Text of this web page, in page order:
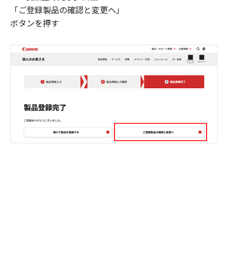
「ご登録製品の確認と変更へ」
ボタンを押す